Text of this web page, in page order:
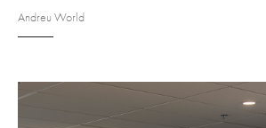
Andreu World